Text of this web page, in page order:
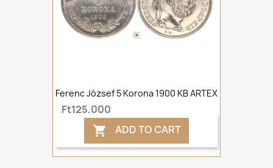
Ferenc József 5 Korona 1900 KB ARTEX
Ft125,000
 ADD TO CART